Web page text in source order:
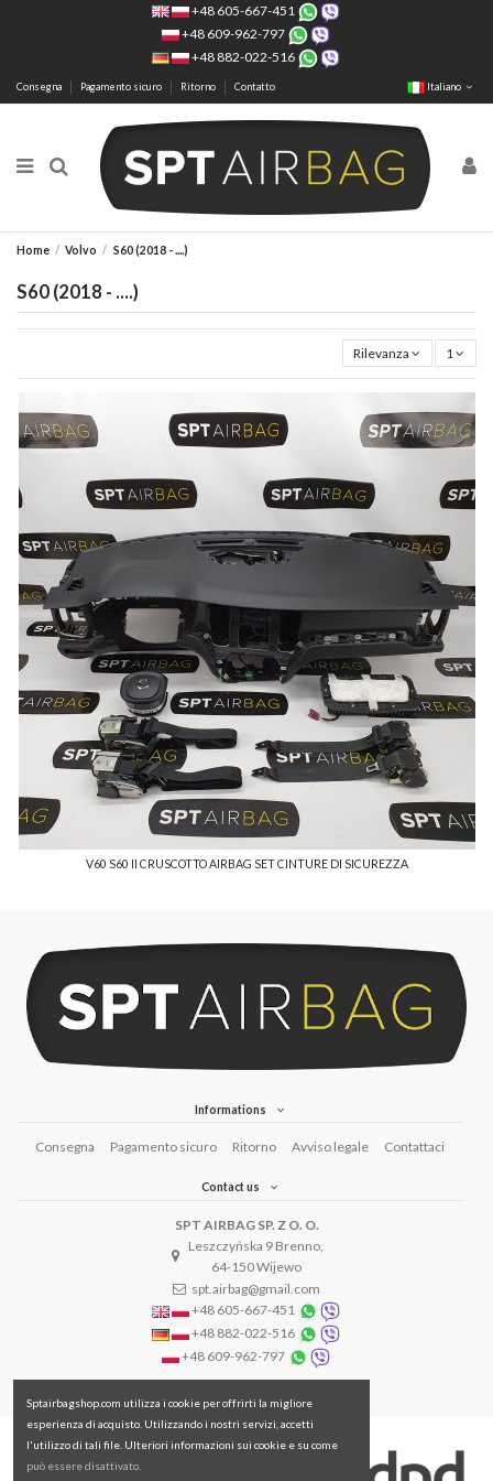
+48 605-667-451
+48 609-962-797
+48 882-022-516
Consegna Pagamento sicuro Ritorno Contatto Italiano
Home Volvo S60 (2018 - ....)
S60 (2018 - ....)
Rilevanza 1
V60 S60 II CRUSCOTTO AIRBAG SET CINTURE DI SICUREZZA
Informations
Consegna Pagamento sicuro Ritorno Avviso legale Contattaci
Contact us
SPT AIRBAG SP. Z O. O.
Leszczyńska 9 Brenno,
64-150 Wijewo
spt.airbag@gmail.com
+48 605-667-451
+48 882-022-516
+48 609-962-797
Sptairbagshop.com utilizza i cookie per offrirti la migliore
esperienza di acquisto. Utilizzando i nostri servizi, accetti
l'utilizzo di tali file. Ulteriori informazioni sui cookie e su come
può essere disattivato.